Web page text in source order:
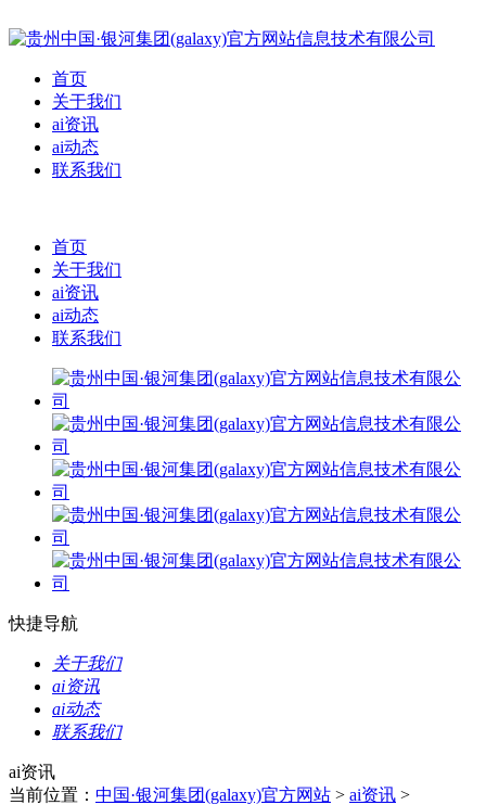
首页
关于我们
ai资讯
ai动态
联系我们
首页
关于我们
ai资讯
ai动态
联系我们
快捷导航
关于我们
ai资讯
ai动态
联系我们
ai资讯
当前位置： 中国·银河集团(galaxy)官方网站 > ai资讯 >